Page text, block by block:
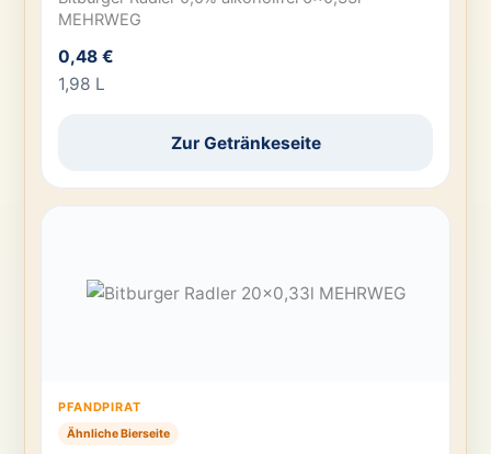
MEHRWEG
0,48 €
1,98 L
Zur Getränkeseite
PFANDPIRAT
Ähnliche Bierseite